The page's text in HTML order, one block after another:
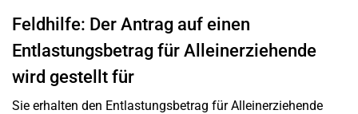
Feldhilfe: Der Antrag auf einen
Entlastungsbetrag für Alleinerziehende
wird gestellt für
Sie erhalten den Entlastungsbetrag für Alleinerziehende